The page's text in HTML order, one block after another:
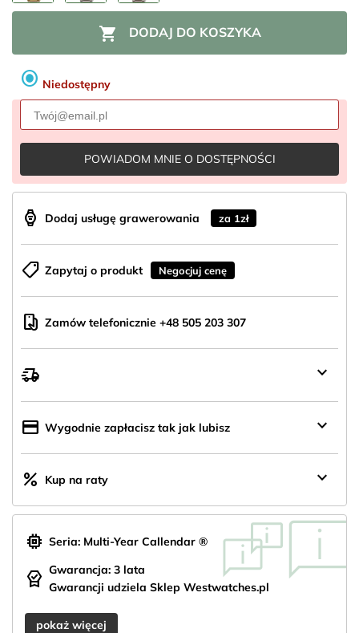
 DODAJ DO KOSZYKA
radio_button_checked Niedostępny
POWIADOM MNIE O DOSTĘPNOŚCI
aod_watch Dodaj usługę grawerowania za 1zł
shoppingmode Zapytaj o produkt Negocjuj cenę
mobile_hand Zamów telefonicznie +48 505 203 307
delivery_truck_speed keyboard_arrow_down
credit_card Wygodnie zapłacisz tak jak lubisz keyboard_arrow_down
percent Kup na raty keyboard_arrow_down
memory Seria: Multi-Year Callendar ®
editor_choice Gwarancja: 3 lata
Gwarancji udziela Sklep Westwatches.pl
pokaż więcej